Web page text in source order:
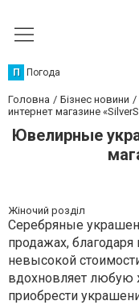
П Погода
Головна Бізнес новини
интернет магазине
Ювелирные
Жіночий розділ
Серебряные
продажах, благодаря
невысокой
вдохновляет любую
приобрести